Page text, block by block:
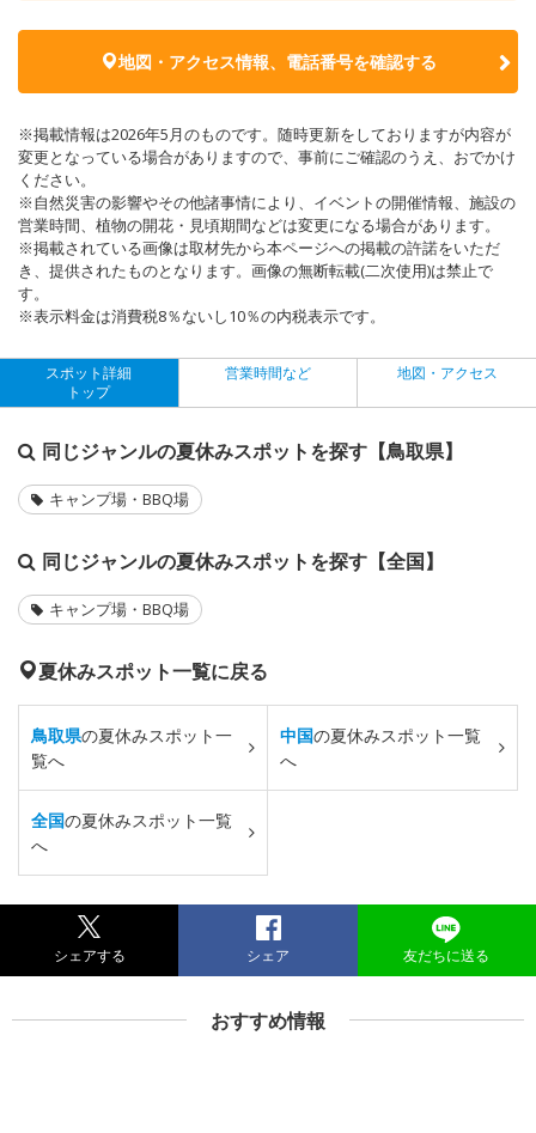
地図・アクセス情報、電話番号を確認する
※掲載情報は2026年5月のものです。随時更新をしておりますが内容が
変更となっている場合がありますので、事前にご確認のうえ、おでかけ
ください。
※自然災害の影響やその他諸事情により、イベントの開催情報、施設の
営業時間、植物の開花・見頃期間などは変更になる場合があります。
※掲載されている画像は取材先から本ページへの掲載の許諾をいただ
き、提供されたものとなります。画像の無断転載(二次使用)は禁止で
す。
※表示料金は消費税8％ないし10％の内税表示です。
スポット詳細
トップ
営業時間など 地図・アクセス
同じジャンルの夏休みスポットを探す【鳥取県】
キャンプ場・BBQ場
同じジャンルの夏休みスポットを探す【全国】
キャンプ場・BBQ場
夏休みスポット一覧に戻る
鳥取県の夏休みスポット一
覧へ
中国の夏休みスポット一覧
へ
全国の夏休みスポット一覧
へ
シェアする シェア 友だちに送る
おすすめ情報